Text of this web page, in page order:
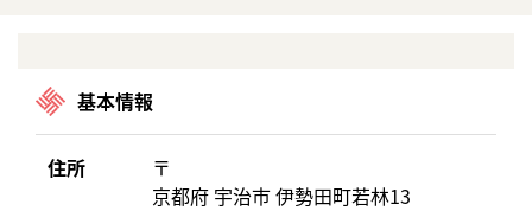
基本情報
住所
〒
京都府 宇治市 伊勢田町若林13